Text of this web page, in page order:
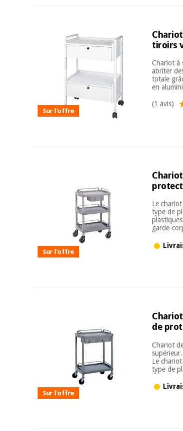
Sur l'offre
tiroirs
Chariot à
abriter
totale
en
(1 avis)
Sur l'offre
Le
type de
garde-
Sur l'offre
de
Chariot
Le
type de